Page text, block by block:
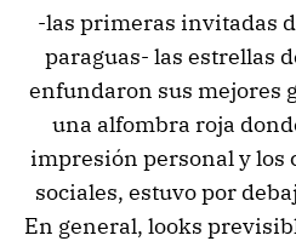
-las primeras invitadas
paraguas- las estrellas
enfundaron sus mejores
una alfombra roja
impresión personal y los
sociales, estuvo por
En general, looks